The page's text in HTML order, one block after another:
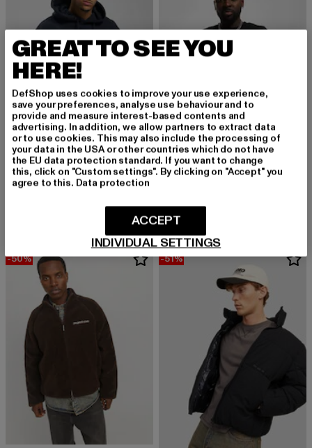
JACK AND JONES
Bluralley
Derzeitiger Preis: 30,10 EUR
JACK AND JONES
17,15 EUR
Derzeitiger Preis: 17,15 EUR
-50% -51%
GREAT TO SEE YOU
HERE!
DefShop uses cookies to improve your use experience,
save your preferences, analyse use behaviour and to
provide and measure interest-based contents and
advertising. In addition, we allow partners to extract data
or to use cookies. This may also include the processing of
your data in the USA or other countries which do not have
the EU data protection standard. If you want to change
this, click on "Custom settings". By clicking on "Accept" you
agree to this. Data protection
INDIVIDUAL SETTINGS
ACCEPT